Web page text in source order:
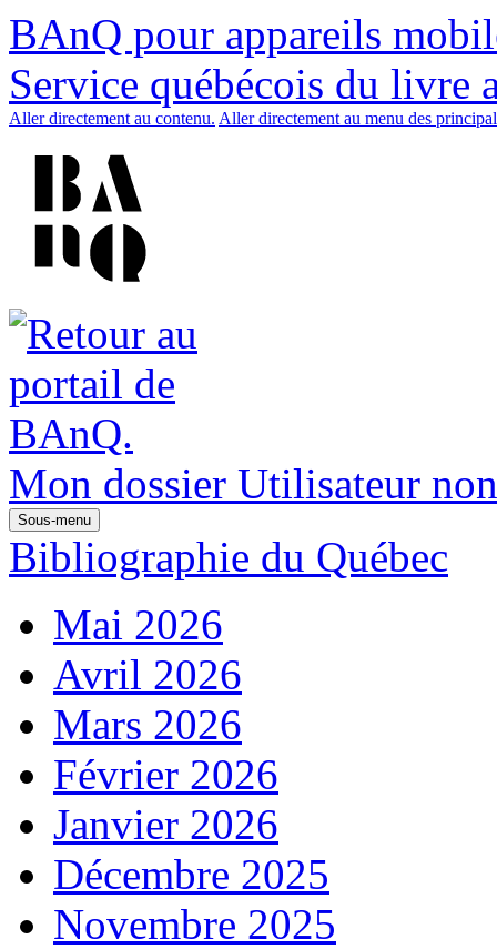
BAnQ pour appareils
Service québécois du livre
Aller directement au contenu. Aller directement au menu des
Mon dossier Utilisateur
Sous-menu
Bibliographie du Québec
Mai 2026
Avril 2026
Mars 2026
Février 2026
Janvier 2026
Décembre 2025
Novembre 2025